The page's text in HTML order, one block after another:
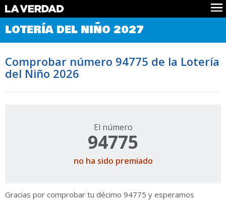
Comprobar Loteria del Niño
Premios
Noticias
Datos
Historia
LOTERÍA DEL NIÑO 2027
Comprobar número 94775 de la Lotería
del Niño 2026
El número
94775
no ha sido premiado
Gracias por comprobar tu décimo 94775 y esperamos